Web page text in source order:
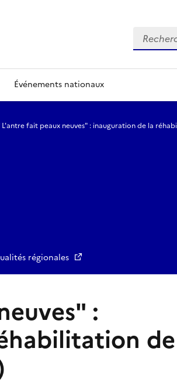
Événements nationaux
L'antre fait peaux neuves" : inauguration de la
régionales
: